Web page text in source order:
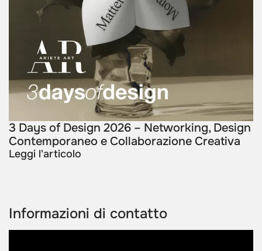
3 Days of Design 2026 – Networking, Design
Contemporaneo e Collaborazione Creativa
Leggi l'articolo
Informazioni di contatto